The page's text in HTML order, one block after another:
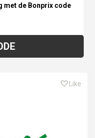
met de Bonprix code
Like